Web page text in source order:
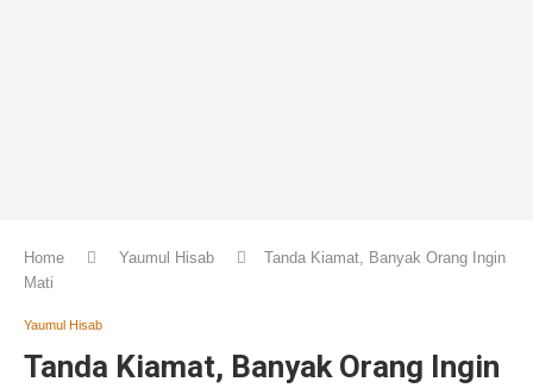
Home Yaumul Hisab
Tanda Kiamat, Banyak Orang Ingin
Mati
Yaumul Hisab
Tanda Kiamat, Banyak Orang Ingin